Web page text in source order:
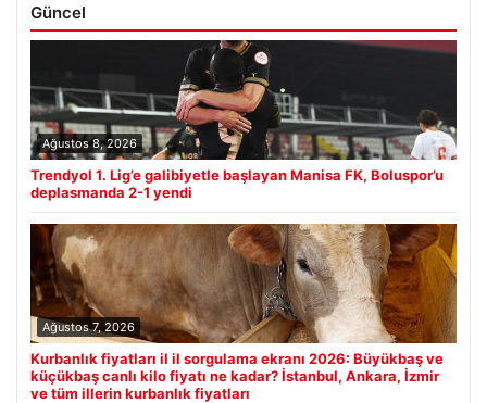
Güncel
Ağustos 8, 2026
Trendyol 1. Lig’e galibiyetle başlayan Manisa FK, Boluspor’u
deplasmanda 2-1 yendi
Ağustos 7, 2026
Kurbanlık fiyatları il il sorgulama ekranı 2026: Büyükbaş ve
küçükbaş canlı kilo fiyatı ne kadar? İstanbul, Ankara, İzmir
ve tüm illerin kurbanlık fiyatları